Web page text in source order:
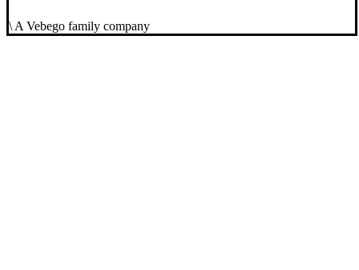
\ A Vebego family company